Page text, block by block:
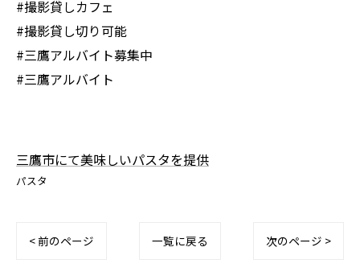
#撮影貸しカフェ
#撮影貸し切り可能
#三鷹アルバイト募集中
#三鷹アルバイト
三鷹市にて美味しいパスタを提供
パスタ
< 前のページ 一覧に戻る 次のページ >